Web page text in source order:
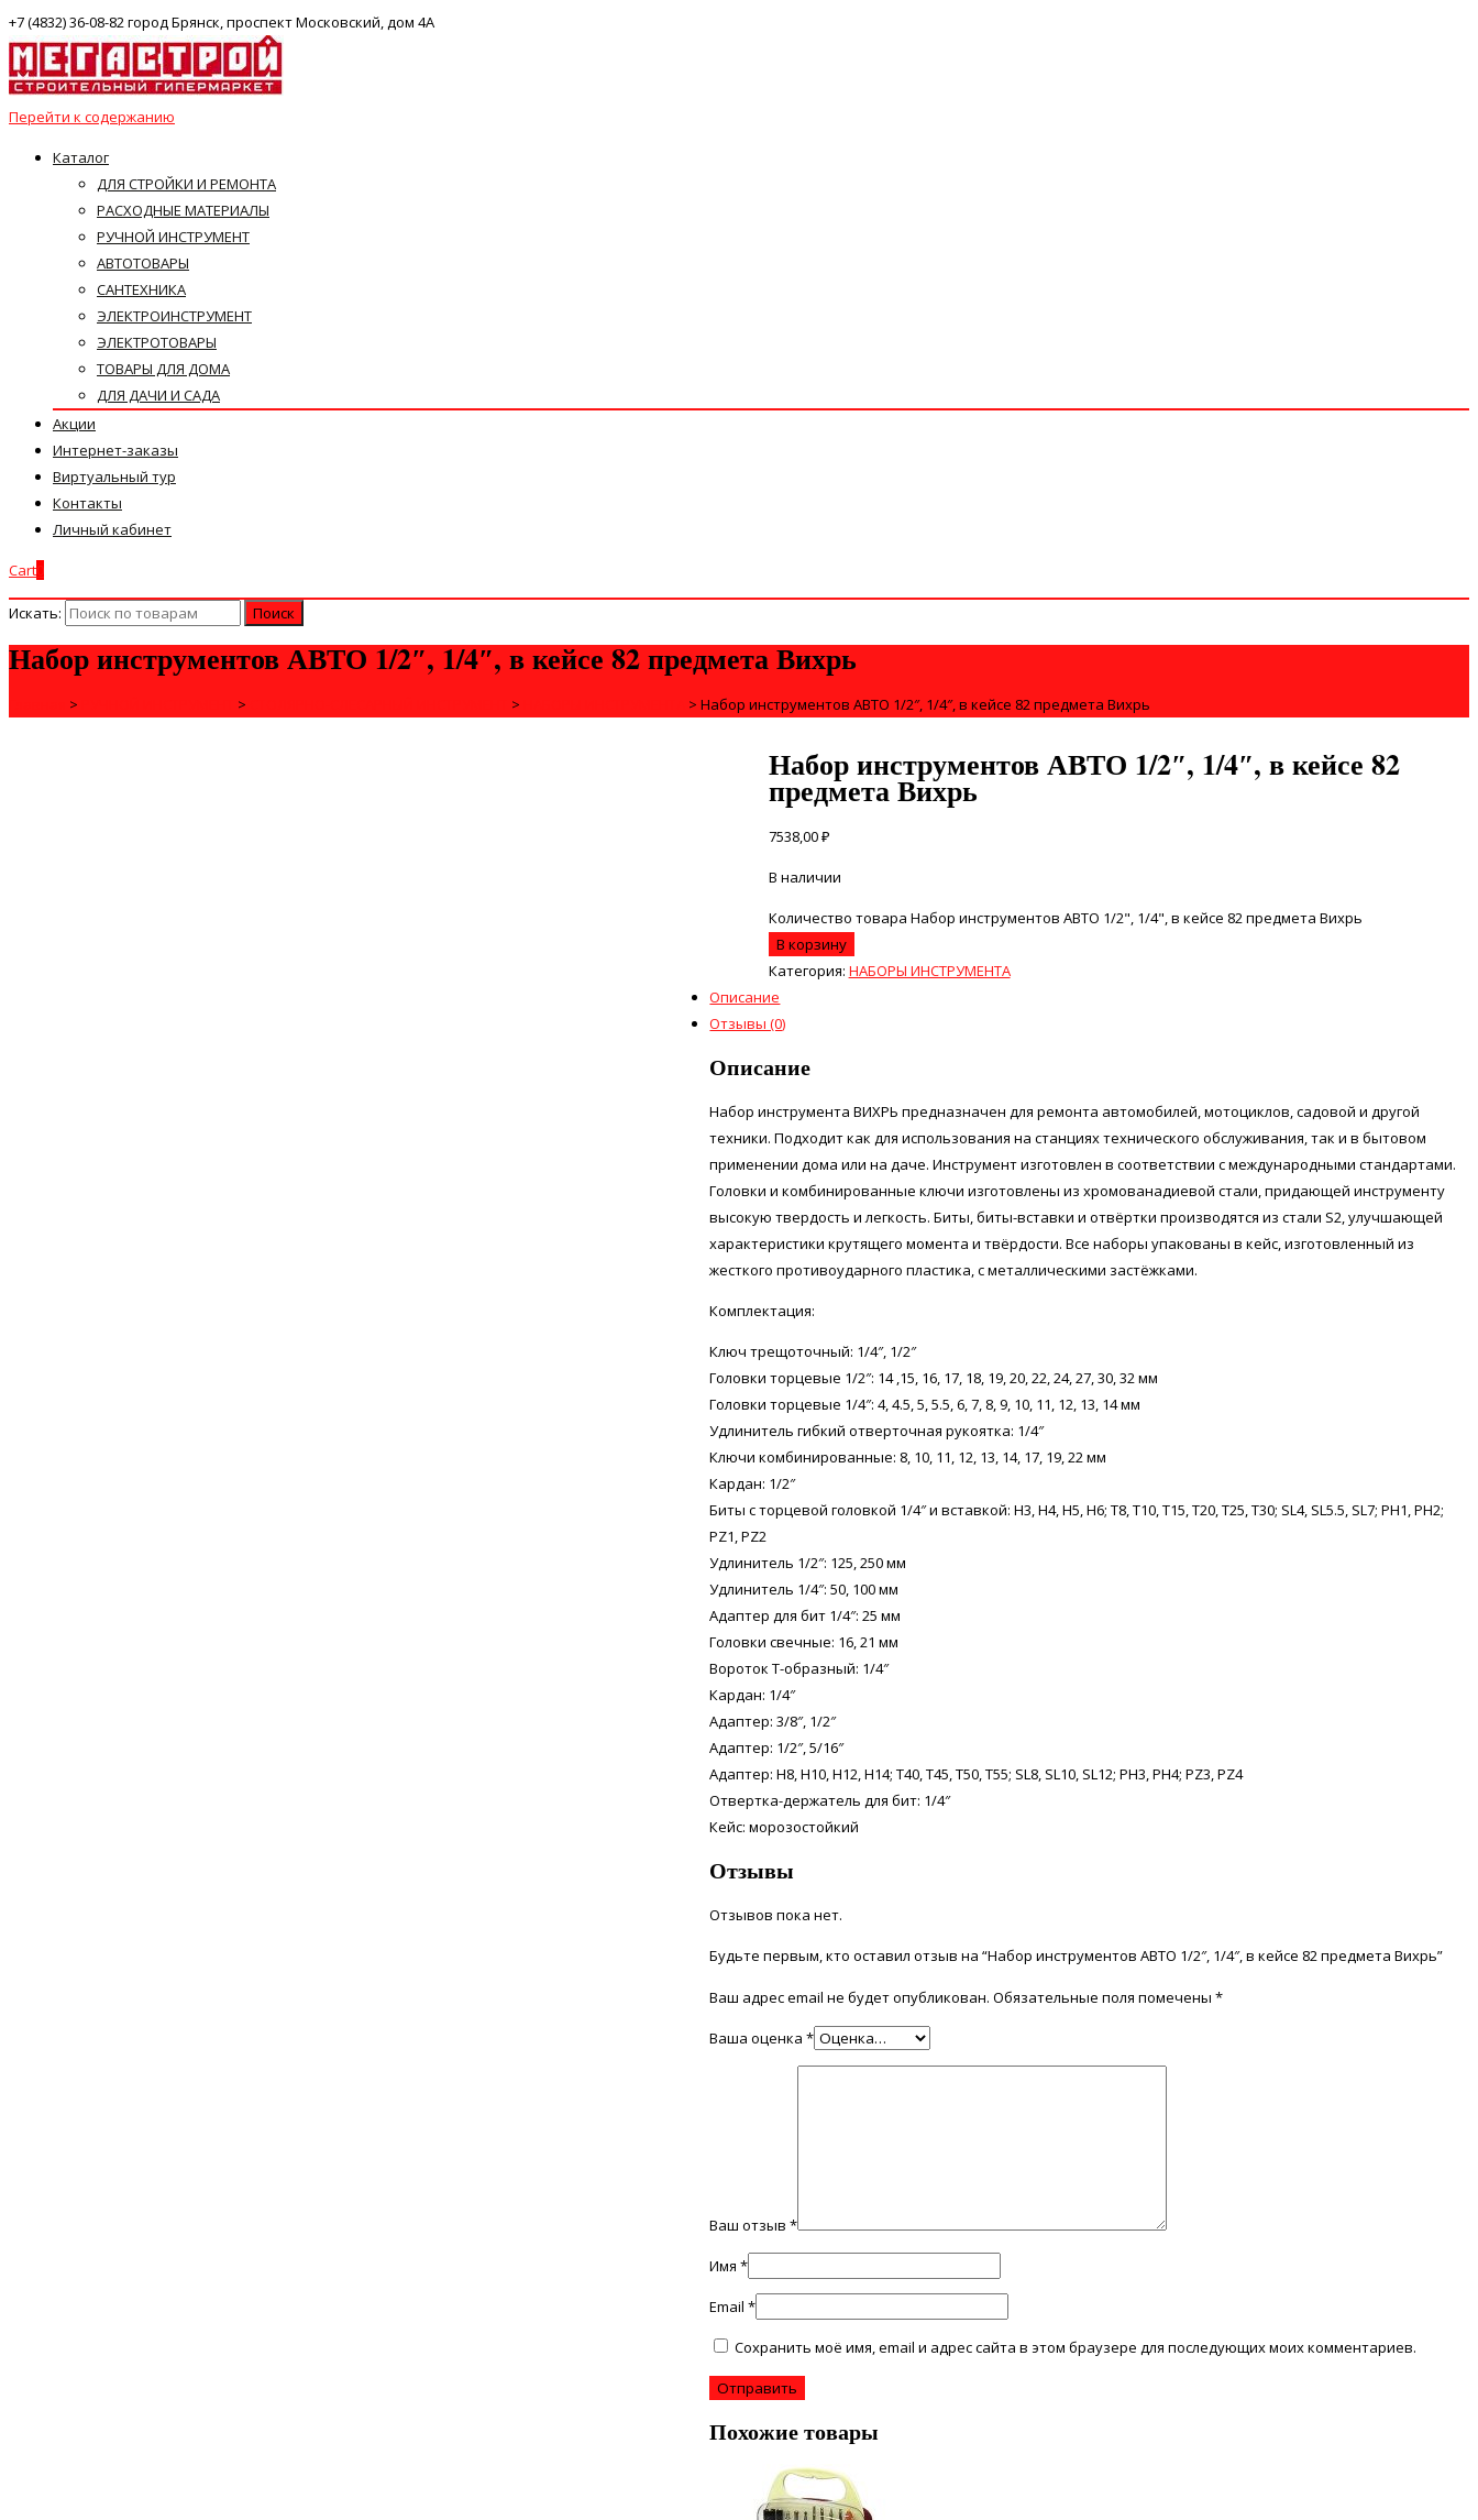
+7 (4832) 36-08-82 город Брянск, проспект Московский, дом 4А
Перейти к содержанию
Каталог
ДЛЯ СТРОЙКИ И РЕМОНТА
РАСХОДНЫЕ МАТЕРИАЛЫ
РУЧНОЙ ИНСТРУМЕНТ
АВТОТОВАРЫ
САНТЕХНИКА
ЭЛЕКТРОИНСТРУМЕНТ
ЭЛЕКТРОТОВАРЫ
ТОВАРЫ ДЛЯ ДОМА
ДЛЯ ДАЧИ И САДА
Акции
Интернет-заказы
Виртуальный тур
Контакты
Личный кабинет
Cart
Искать:
Набор инструментов АВТО 1/2″, 1/4″, в кейсе 82 предмета Вихрь
> > > > Набор инструментов АВТО 1/2″, 1/4″, в кейсе 82 предмета Вихрь
Набор инструментов АВТО 1/2″, 1/4″, в кейсе 82
предмета Вихрь
7538,00₽
В наличии
Количество товара Набор инструментов АВТО 1/2", 1/4", в кейсе 82 предмета Вихрь
В корзину
Категория: НАБОРЫ ИНСТРУМЕНТА
Описание
Отзывы (0)
Описание
Набор инструмента ВИХРЬ предназначен для ремонта автомобилей, мотоциклов, садовой и другой
техники. Подходит как для использования на станциях технического обслуживания, так и в бытовом
применении дома или на даче. Инструмент изготовлен в соответствии с международными стандартами.
Головки и комбинированные ключи изготовлены из хромованадиевой стали, придающей инструменту
высокую твердость и легкость. Биты, биты-вставки и отвёртки производятся из стали S2, улучшающей
характеристики крутящего момента и твёрдости. Все наборы упакованы в кейс, изготовленный из
жесткого противоударного пластика, с металлическими застёжками.
Комплектация:
Ключ трещоточный: 1/4″, 1/2″
Головки торцевые 1/2″: 14 ,15, 16, 17, 18, 19, 20, 22, 24, 27, 30, 32 мм
Головки торцевые 1/4″: 4, 4.5, 5, 5.5, 6, 7, 8, 9, 10, 11, 12, 13, 14 мм
Удлинитель гибкий отверточная рукоятка: 1/4″
Ключи комбинированные: 8, 10, 11, 12, 13, 14, 17, 19, 22 мм
Кардан: 1/2″
Биты с торцевой головкой 1/4″ и вставкой: Н3, Н4, Н5, Н6; Т8, Т10, Т15, Т20, Т25, Т30; SL4, SL5.5, SL7; РН1, РН2;
PZ1, PZ2
Удлинитель 1/2″: 125, 250 мм
Удлинитель 1/4″: 50, 100 мм
Адаптер для бит 1/4″: 25 мм
Головки свечные: 16, 21 мм
Вороток Т-образный: 1/4″
Кардан: 1/4″
Адаптер: 3/8″, 1/2″
Адаптер: 1/2″, 5/16″
Адаптер: Н8, Н10, Н12, Н14; Т40, Т45, Т50, Т55; SL8, SL10, SL12; РН3, РН4; PZ3, PZ4
Отвертка-держатель для бит: 1/4″
Кейс: морозостойкий
Отзывы
Отзывов пока нет.
Будьте первым, кто оставил отзыв на “Набор инструментов АВТО 1/2″, 1/4″, в кейсе 82 предмета Вихрь”
Ваш адрес email не будет опубликован. Обязательные поля помечены*
Ваша оценка*
Ваш отзыв*
Имя*
Email*
Сохранить моё имя, email и адрес сайта в этом браузере для последующих моих комментариев.
Похожие товары